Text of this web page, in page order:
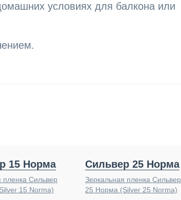
условиях для балкона или
15 Норма
пленка Сильвер
15 Norma)
Сильвер 25 Норма
Зеркальная пленка Сильвер
25 Норма (Silver 25 Norma)